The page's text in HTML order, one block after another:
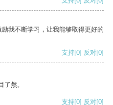
我不断学习，让我能够取得更好的
支持[0] 反对[0]
然。
支持[0] 反对[0]